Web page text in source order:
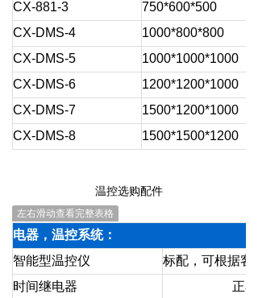
CX-881-3
750*600*500
CX-DMS-4
1000*800*800
CX-DMS-5
1000*1000*1000
CX-DMS-6
1200*1200*1000
CX-DMS-7
1500*1200*1000
CX-DMS-8
1500*1500*1200
温控选购配件
左右滑动查看完整表格
电器，温控系统：
智能型温控仪
标配，可根据客
时间继电器
正